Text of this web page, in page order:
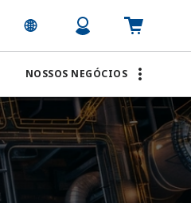
NOSSOS NEGÓCIOS